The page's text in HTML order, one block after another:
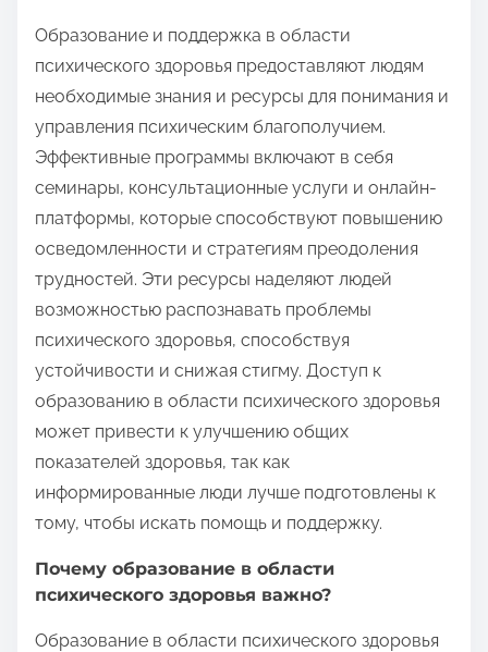
Образование и поддержка в области
психического здоровья предоставляют людям
необходимые знания и ресурсы для понимания и
управления психическим благополучием.
Эффективные программы включают в себя
семинары, консультационные услуги и онлайн-
платформы, которые способствуют повышению
осведомленности и стратегиям преодоления
трудностей. Эти ресурсы наделяют людей
возможностью распознавать проблемы
психического здоровья, способствуя
устойчивости и снижая стигму. Доступ к
образованию в области психического здоровья
может привести к улучшению общих
показателей здоровья, так как
информированные люди лучше подготовлены к
тому, чтобы искать помощь и поддержку.
Почему образование в области
психического здоровья важно?
Образование в области психического здоровья